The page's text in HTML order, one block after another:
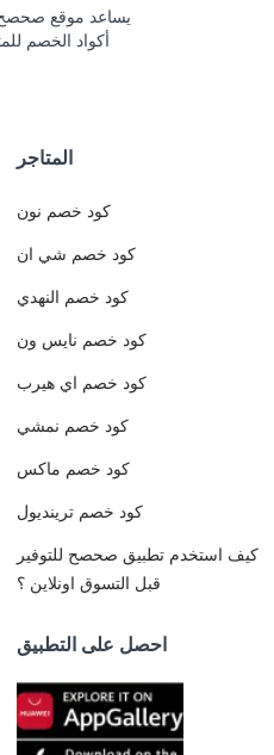
يساعد موقع
أكواد الخصم
المتاجر
كود خصم نون
كود خصم شي ان
كود خصم النهدي
كود خصم نايس ون
كود خصم اي هيرب
كود خصم نمشي
كود خصم ماكس
كود خصم ترينديول
كيف استخدم تطبيق صحصح للتوفير
قبل التسوق اونلاين ؟
احصل على التطبيق